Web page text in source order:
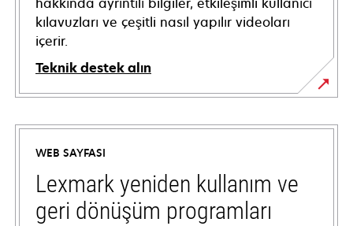
kılavuzları ve çeşitli nasıl yapılır videoları
içerir.
Teknik destek alın
opens
in
new
tab
WEB SAYFASI
Lexmark yeniden kullanım ve
geri dönüşüm programları